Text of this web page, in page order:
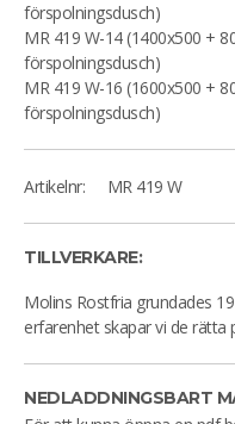
förspolningsdusch)
MR 419 W-14 (1400x500 +
förspolningsdusch)
MR 419 W-16 (1600x500 +
förspolningsdusch)
Artikelnr: MR 419 W
TILLVERKARE:
Molins Rostfria grundades
erfarenhet skapar vi de rätta
NEDLADDNINGSBART